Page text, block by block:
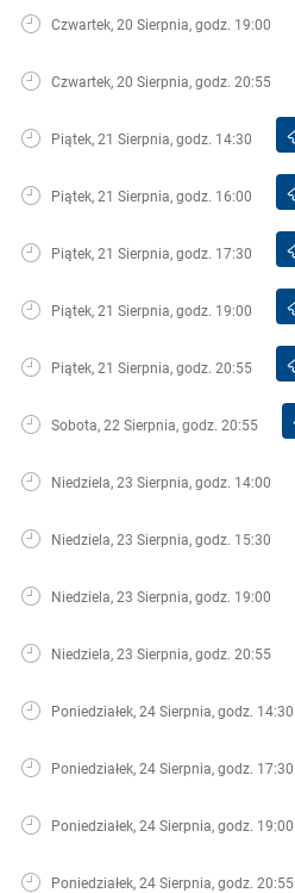
Czwartek, 20 Sierpnia, godz. 19:00
Czwartek, 20 Sierpnia, godz. 20:55
Piątek, 21 Sierpnia, godz. 14:30
Piątek, 21 Sierpnia, godz. 16:00
Piątek, 21 Sierpnia, godz. 17:30
Piątek, 21 Sierpnia, godz. 19:00
Piątek, 21 Sierpnia, godz. 20:55
Sobota, 22 Sierpnia, godz. 20:55
Niedziela, 23 Sierpnia, godz. 14:00
Niedziela, 23 Sierpnia, godz. 15:30
Niedziela, 23 Sierpnia, godz. 19:00
Niedziela, 23 Sierpnia, godz. 20:55
Poniedziałek, 24 Sierpnia, godz. 14:30
Poniedziałek, 24 Sierpnia, godz. 17:30
Poniedziałek, 24 Sierpnia, godz. 19:00
Poniedziałek, 24 Sierpnia, godz. 20:55